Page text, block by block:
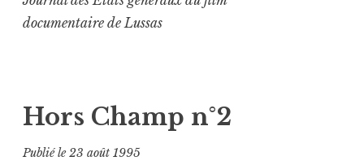
principal
documentaire de Lussas
Hors Champ n°2
Publié le23 août 1995